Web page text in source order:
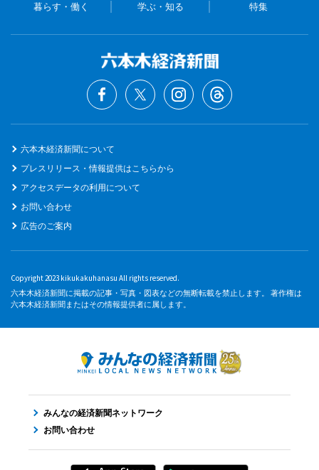
暮らす・働く 学ぶ・知る 特集
六本木経済新聞について
プレスリリース・情報提供はこちらから
アクセスデータの利用について
お問い合わせ
広告のご案内
Copyright 2023 kikukakuhanasu All rights reserved.
六本木経済新聞に掲載の記事・写真・図表などの無断転載を禁止します。 著作権は
六本木経済新聞またはその情報提供者に属します。
みんなの経済新聞ネットワーク
お問い合わせ